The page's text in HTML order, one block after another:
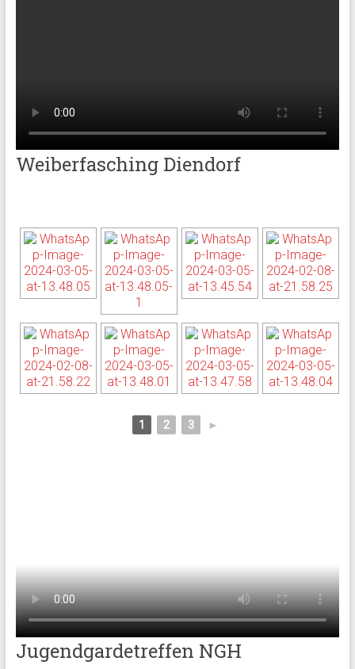
Weiberfasching Diendorf
1 2 3 ►
Jugendgardetreffen NGH